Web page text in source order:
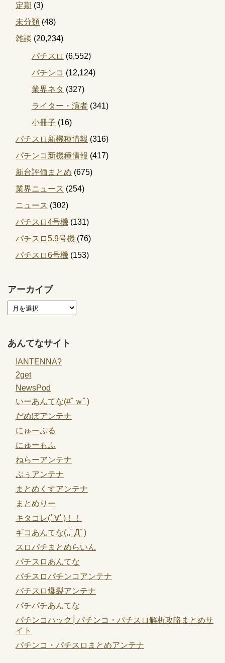
定期 (3)
未分類 (48)
雑談 (20,234)
パチスロ (6,552)
パチンコ (12,124)
業界ネタ (327)
ライター・演者 (341)
小冊子 (16)
パチスロ新機種情報 (316)
パチンコ新機種情報 (417)
新台評価まとめ (675)
業界ニュース (254)
ニュース (302)
パチスロ4号機 (131)
パチスロ5.9号機 (76)
パチスロ6号機 (153)
アーカイブ
あんてなサイト
!ANTENNA?
2get
NewsPod
いーあんてな(#ﾟｗﾟ)
だめぽアンテナ
にゅーぷる
にゅーもふ
ねらーアンテナ
ぷぅアンテナ
まとめくすアンテナ
まとめりー
キタコレ(ﾟ∀ﾟ)！！
ギコあんてな(,,ﾟДﾟ)
スロパチまとめらいん
パチスロあんてな
パチスロパチンコアンテナ
パチスロ爆裂アンテナ
パチパチあんてな
パチンコハック│パチンコ・パチスロ解析攻略まとめサ
イト
パチンコ・パチスロまとめアンテナ